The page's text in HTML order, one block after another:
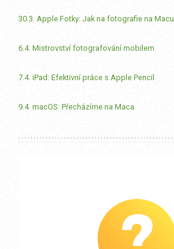
30.3. Apple Fotky: Jak na fotografie na Macu
6.4. Mistrovství fotografování mobilem
7.4. iPad: Efektivní práce s Apple Pencil
9.4. macOS: Přecházíme na Maca